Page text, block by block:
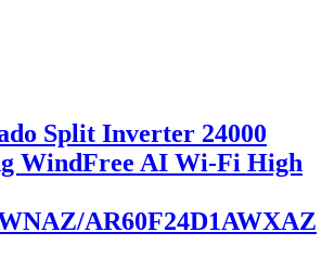
Split Inverter 24000
WindFree AI Wi-Fi High
AR60F24D1AWXAZ